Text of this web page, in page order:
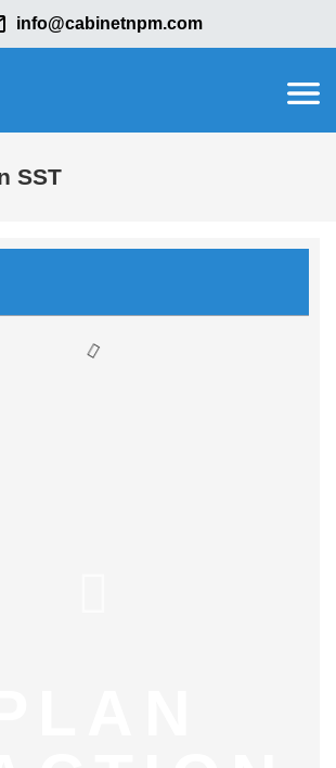
info@cabinetnpm.com
SST